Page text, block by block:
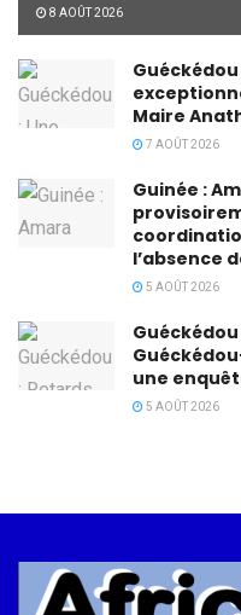
8 AOÛT 2026
Maire
7 AOÛT 2026
Guinée :
l’absence
5 AOÛT 2026
Guéckédou
une
5 AOÛT 2026